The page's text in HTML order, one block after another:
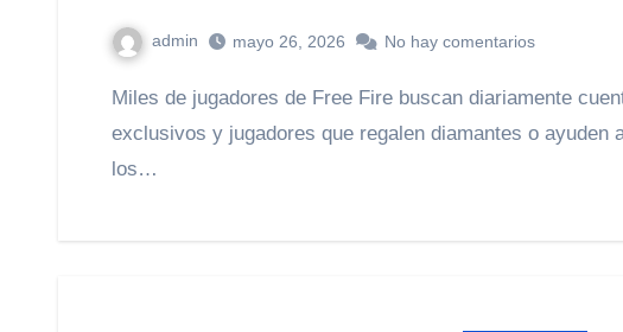
admin mayo 26, 2026 No hay comentarios
Miles de jugadores de Free Fire buscan diariamente cuentas con “número de millonario”, perfiles
exclusivos y jugadores que regalen diamantes o ayuden
los…